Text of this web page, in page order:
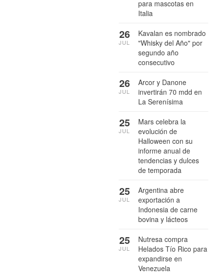
para mascotas en
Italia
Kavalan es nombrado
"Whisky del Año" por
segundo año
consecutivo
26
JUL
Arcor y Danone
invertirán 70 mdd en
La Serenísima
26
JUL
Mars celebra la
evolución de
Halloween con su
informe anual de
tendencias y dulces
de temporada
25
JUL
Argentina abre
exportación a
Indonesia de carne
bovina y lácteos
25
JUL
Nutresa compra
Helados Tío Rico para
expandirse en
Venezuela
25
JUL